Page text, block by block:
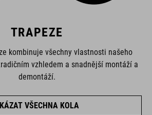
TRAPEZE
kombinuje všechny vlastnosti našeho
vzhledem a snadnější montáží a
demontáží.
VŠECHNA KOLA